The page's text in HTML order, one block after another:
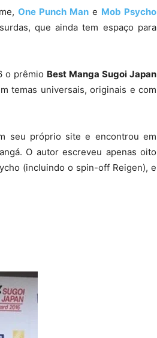
One Punch Man e Mob Psycho
que ainda tem espaço para
o prêmio Best Manga Sugoi Japan
temas universais, originais e com
seu próprio site e encontrou em
O autor escreveu apenas oito
(incluindo o spin-off Reigen), e